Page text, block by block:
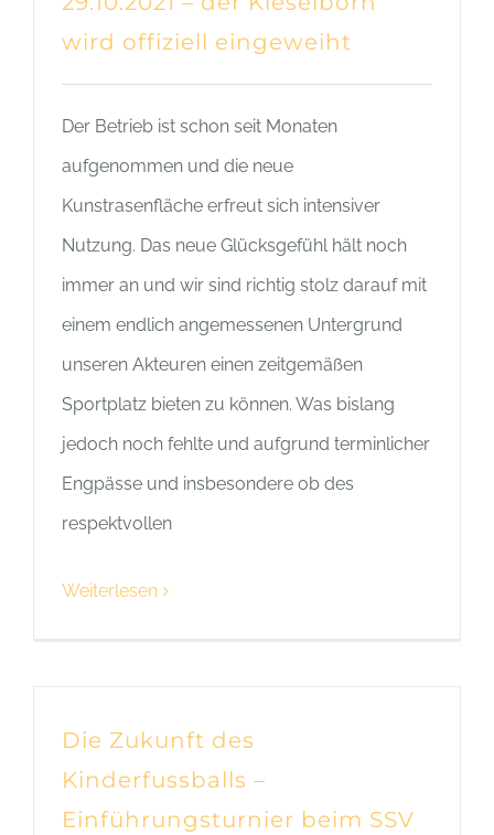
wird offiziell eingeweiht
Der Betrieb ist schon seit Monaten
aufgenommen und die neue
Kunstrasenfläche erfreut sich intensiver
Nutzung. Das neue Glücksgefühl hält noch
immer an und wir sind richtig stolz darauf mit
einem endlich angemessenen Untergrund
unseren Akteuren einen zeitgemäßen
Sportplatz bieten zu können. Was bislang
jedoch noch fehlte und aufgrund terminlicher
Engpässe und insbesondere ob des
respektvollen
Weiterlesen
Die Zukunft des
Kinderfussballs –
Einführungsturnier beim SSV